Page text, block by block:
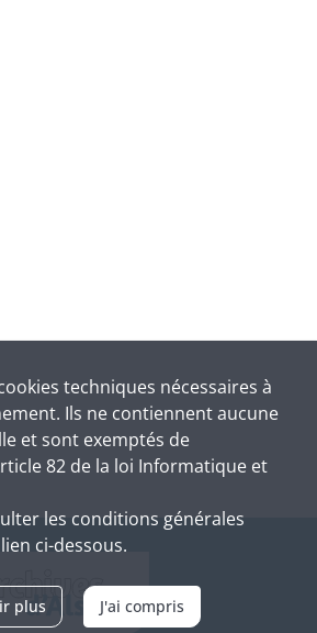
techniques nécessaires à
Ils ne contiennent aucune
et sont exemptés de
82 de la loi Informatique et
les conditions générales
ci-dessous.
plus J'ai compris